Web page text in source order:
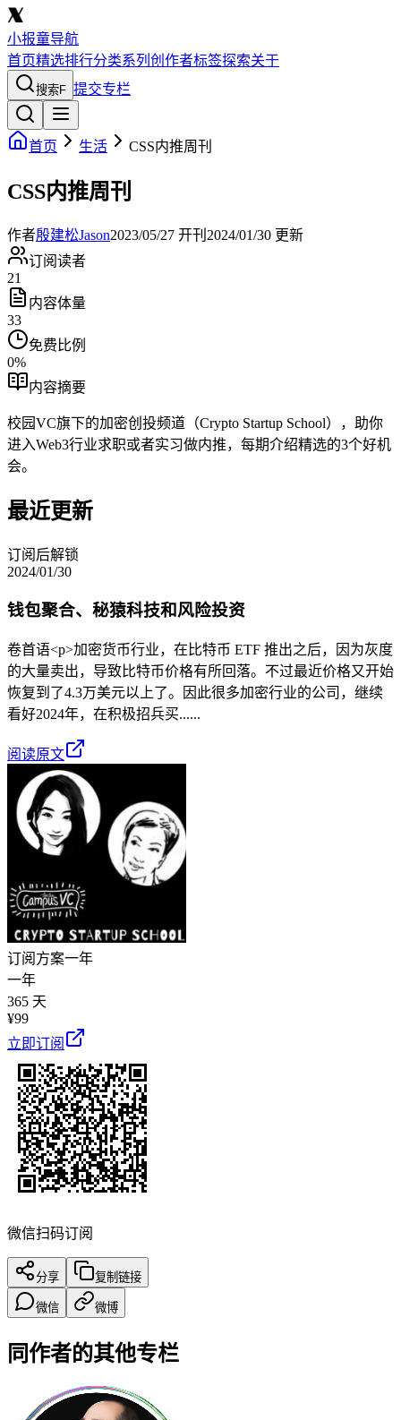
小报童导航
首页精选排行分类系列 创作者标签探索关于
搜索F 提交专栏
首页 生活 CSS内推周刊
CSS内推周刊
作者殷建松Jason2023/05/27 开刊 2024/01/30 更新
订阅读者
21
内容体量
33
免费比例
0%
内容摘要
校园VC旗下的加密创投频道（Crypto Startup School），助你
进入Web3行业求职或者实习做内推，每期介绍精选的3个好机
会。
最近更新
订阅后解锁
2024/01/30
钱包聚合、秘猿科技和风险投资
卷首语<p>加密货币行业，在比特币 ETF 推出之后，因为灰度
的大量卖出，导致比特币价格有所回落。不过最近价格又开始
恢复到了4.3万美元以上了。因此很多加密行业的公司，继续
看好2024年，在积极招兵买......
阅读原文
订阅方案一年
一年
365 天
¥99
立即订阅
微信扫码订阅
分享 复制链接
微信 微博
同作者的其他专栏